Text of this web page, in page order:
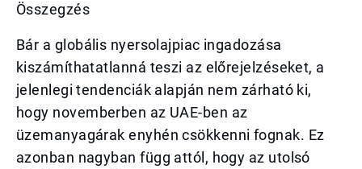
Összegzés
Bár a globális nyersolajpiac ingadozása
kiszámíthatatlanná teszi az előrejelzéseket, a
jelenlegi tendenciák alapján nem zárható ki,
hogy novemberben az UAE-ben az
üzemanyagárak enyhén csökkenni fognak. Ez
azonban nagyban függ attól, hogy az utolsó